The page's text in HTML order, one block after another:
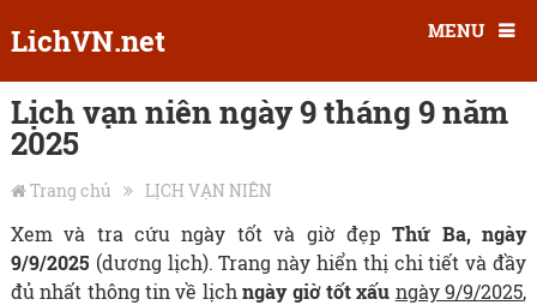
LichVN.net MENU
Lịch vạn niên ngày 9 tháng 9 năm
2025
Trang chủ LỊCH VẠN NIÊN
Xem và tra cứu ngày tốt và giờ đẹpThứ Ba, ngày
9/9/2025 (dương lịch). Trang này hiển thị chi tiết và đầy
đủ nhất thông tin về lịchngày giờ tốt xấu ngày 9/9/2025,